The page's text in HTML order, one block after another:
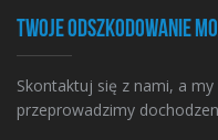
Twoje odszkodowanie
Skontaktuj się z nami, a
przeprowadzimy